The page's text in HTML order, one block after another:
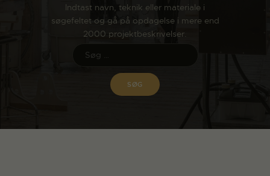
Indtast navn, teknik eller materiale i
søgefeltet og gå på opdagelse i mere end
2000 projektbeskrivelser.